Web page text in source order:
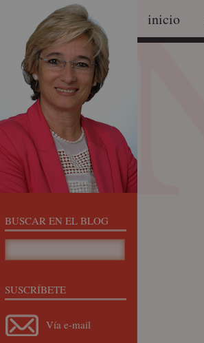
inicio
BUSCAR EN EL BLOG
SUSCRÍBETE
Vía e-mail